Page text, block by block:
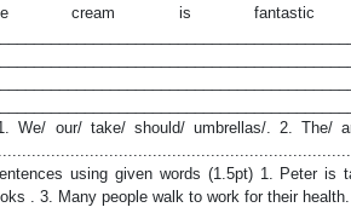
cream is fantastic
We/ our/ take/ should/ umbrellas/. 2.
using given words (1.5pt) 1. Peter
. 3. Many people walk to work for their